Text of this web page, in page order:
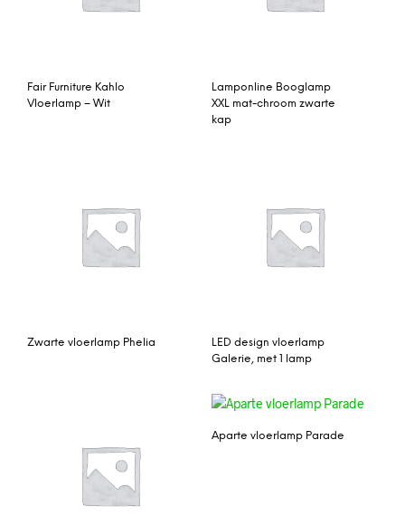
Fair Furniture Kahlo
Vloerlamp – Wit
Lamponline Booglamp
XXL mat-chroom zwarte
kap
Zwarte vloerlamp Phelia
LED design vloerlamp
Galerie, met 1 lamp
Aparte vloerlamp Parade